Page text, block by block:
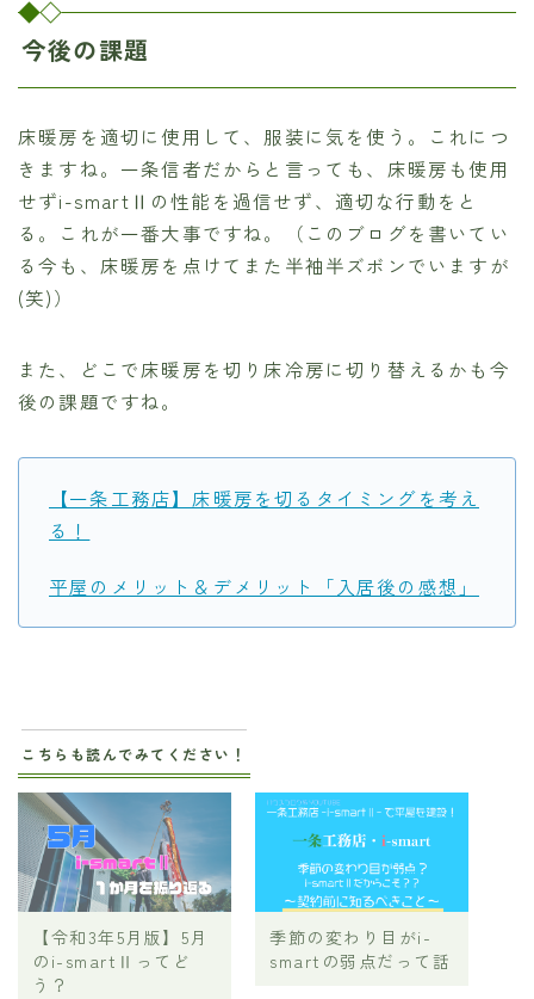
今後の課題
床暖房を適切に使用して、服装に気を使う。これにつ
きますね。一条信者だからと言っても、床暖房も使用
せずi-smartⅡの性能を過信せず、適切な行動をと
る。これが一番大事ですね。（このブログを書いてい
る今も、床暖房を点けてまた半袖半ズボンでいますが
(笑)）
また、どこで床暖房を切り床冷房に切り替えるかも今
後の課題ですね。
【一条工務店】床暖房を切るタイミングを考え
る！
平屋のメリット＆デメリット「入居後の感想」
こちらも読んでみてください！
【令和3年5月版】5月
のi-smartⅡってど
う？
季節の変わり目がi-
smartの弱点だって話